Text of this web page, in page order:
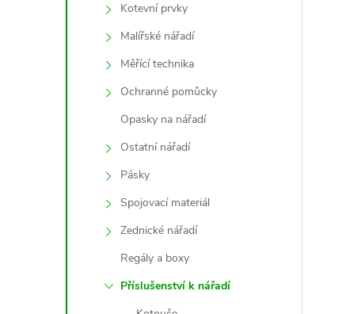
Kotevní prvky
Malířské nářadí
Měřící technika
Ochranné pomůcky
Opasky na nářadí
Ostatní nářadí
Pásky
Spojovací materiál
Zednické nářadí
Regály a boxy
Příslušenství k nářadí